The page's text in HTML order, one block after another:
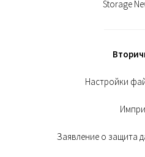
Storage
Настройки
Заявление о защита